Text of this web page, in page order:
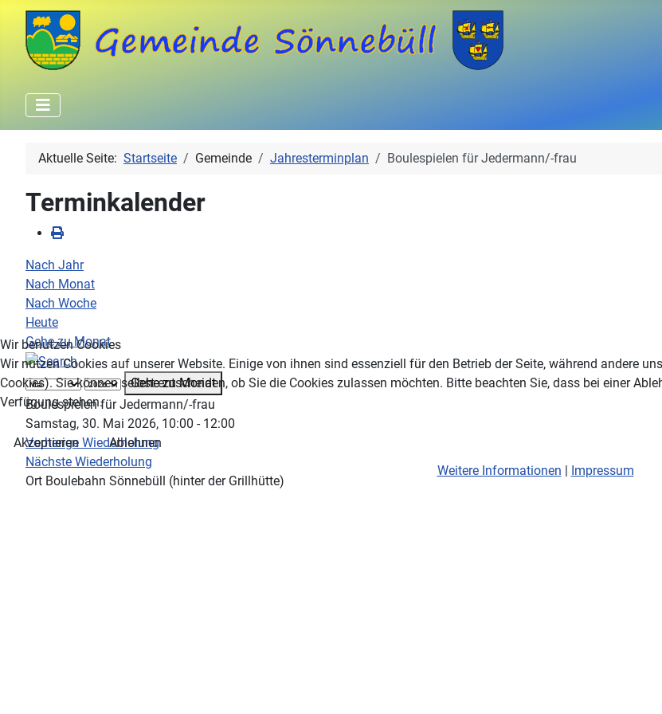
Aktuelle Seite: Startseite Gemeinde Jahresterminplan Boulespielen für Jedermann/-frau
Terminkalender
Nach Jahr
Nach Monat
Nach Woche
Heute
Gehe zu Monat
Gehe zu Monat
Boulespielen für Jedermann/-frau
Samstag, 30. Mai 2026, 10:00 - 12:00
Vorherige Wiederholung
Nächste Wiederholung
Ort Boulebahn Sönnebüll (hinter der Grillhütte)
Wir benutzen Cookies
Wir nutzen Cookies auf unserer Website. Einige von ihnen sind essenziell für den Betrieb der Seite, während andere
Cookies). Sie können selbst entscheiden, ob Sie die Cookies zulassen möchten. Bitte beachten Sie, dass bei einer
Verfügung stehen.
Akzeptieren
Ablehnen
Weitere Informationen | Impressum